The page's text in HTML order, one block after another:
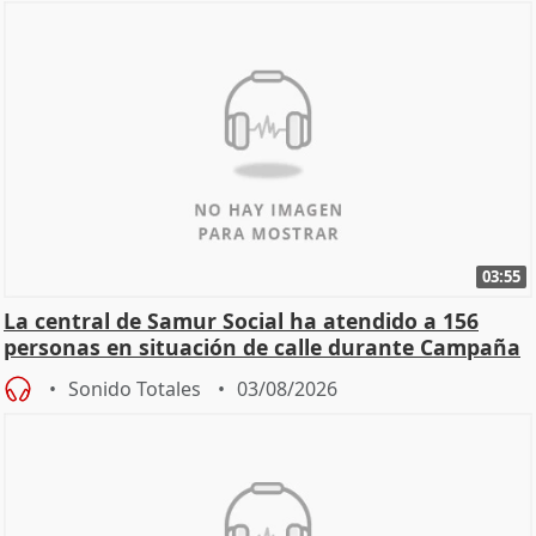
03:55
La central de Samur Social ha atendido a 156
personas en situación de calle durante Campaña
de Calor
Sonido Totales 03/08/2026